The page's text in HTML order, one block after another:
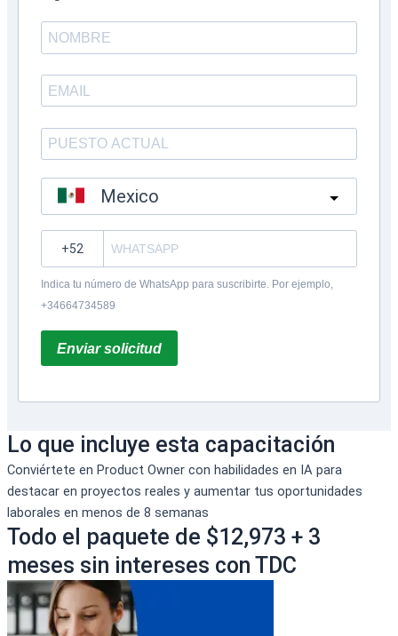
Mexico
Indica tu número de WhatsApp para suscribirte. Por ejemplo,
+34664734589
Enviar solicitud
Lo que incluye esta capacitación
Conviértete en Product Owner con habilidades en IA para
destacar en proyectos reales y aumentar tus oportunidades
laborales en menos de 8 semanas
Todo el paquete de $12,973 + 3
meses sin intereses con TDC